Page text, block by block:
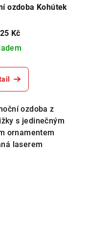
ozdoba Kohútek
25 Kč
ozdoba z
s jedinečným
ornamentem
laserem